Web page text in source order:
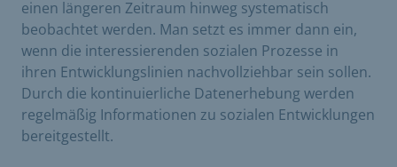
einen längeren Zeitraum hinweg systematisch
beobachtet werden. Man setzt es immer dann ein,
wenn die interessierenden sozialen Prozesse in
ihren Entwicklungslinien nachvollziehbar sein sollen.
Durch die kontinuierliche Datenerhebung werden
regelmäßig Informationen zu sozialen Entwicklungen
bereitgestellt.